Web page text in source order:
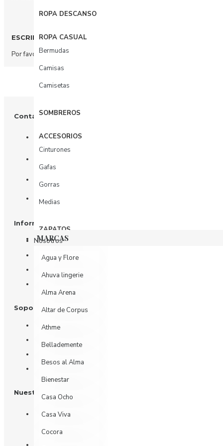
ROPA DESCANSO
ROPA CASUAL
Bermudas
Camisas
Camisetas
SOMBREROS
ACCESORIOS
Cinturones
Gafas
Gorras
Medias
ZAPATOS
MARCAS
Agua y Flore
Ahuva lingerie
Alma Arena
Altar de Corpus
Athme
Bellademente
Besos al Alma
Bienestar
Casa Ocho
Casa Viva
Cocora
ESCRIBIR COMENTARIO
Por favoraccedaoregístrate
Contáctenos
+57 3003156617
Whatsapp
Información
Nosotros
Información de Envío
Soporte al Cliente
Contáctenos
Devoluciones
Nuestras Redes